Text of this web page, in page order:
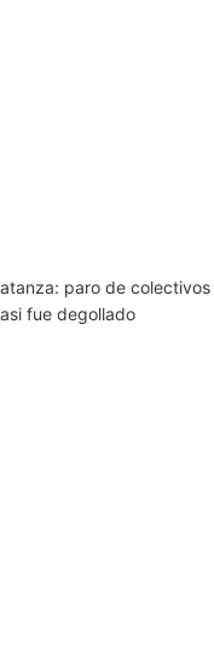
paro de colectivos
fue degollado